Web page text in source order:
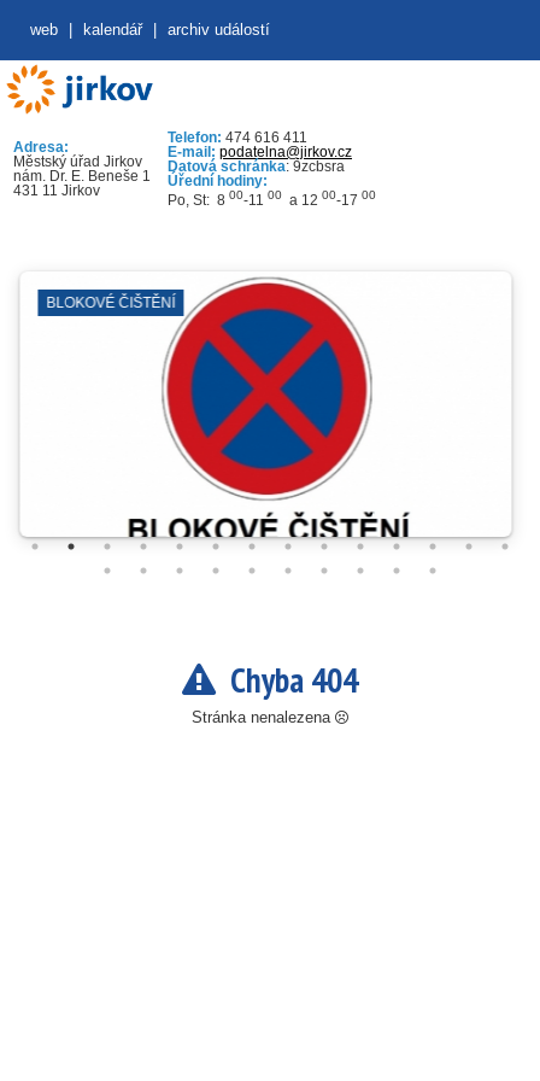
web kalendář archiv událostí
Adresa:
Městský úřad Jirkov
nám. Dr. E. Beneše 1
431 11 Jirkov
Telefon: 474 616 411
E-mail: podatelna@jirkov.cz
Datová schránka: 9zcbsra
Úřední hodiny:
Po, St: 8 00-11 00 a 12 00-17 00
BLOKOVÉ ČIŠTĚNÍ
Chyba 404
Stránka nenalezena